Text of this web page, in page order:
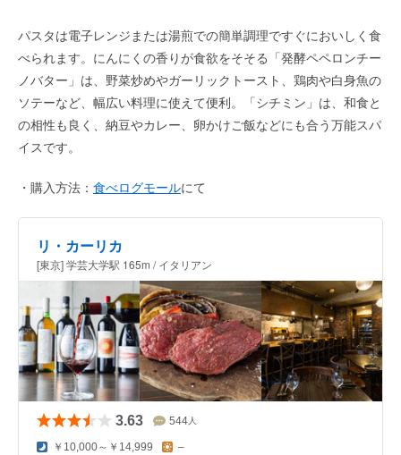
パスタは電子レンジまたは湯煎での簡単調理ですぐにおいしく食
べられます。にんにくの香りが食欲をそそる「発酵ペペロンチー
ノバター」は、野菜炒めやガーリックトースト、鶏肉や白身魚の
ソテーなど、幅広い料理に使えて便利。「シチミン」は、和食と
の相性も良く、納豆やカレー、卵かけご飯などにも合う万能スパ
イスです。
・購入方法： 食べログモールにて
リ・カーリカ
[東京] 学芸大学駅 165m / イタリアン
3.63 544人
￥10,000～￥14,999 –